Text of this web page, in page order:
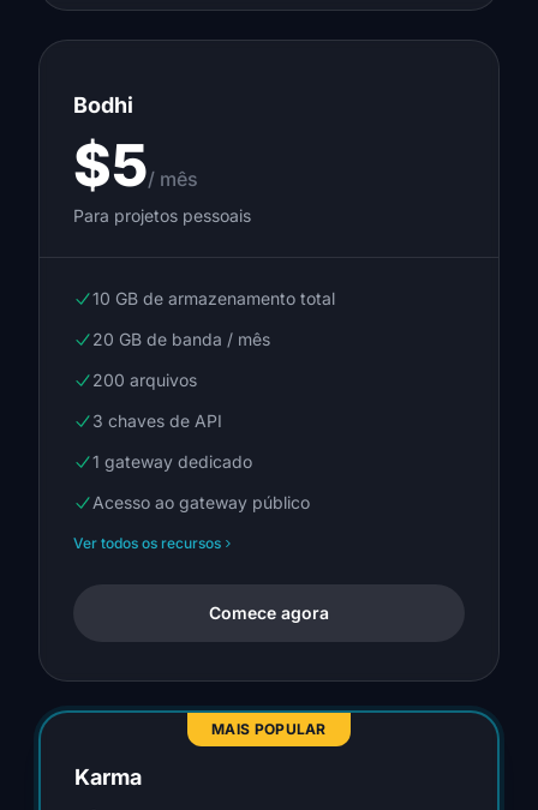
Bodhi
$5/ mês
Para projetos pessoais
10 GB de armazenamento total
20 GB de banda / mês
200 arquivos
3 chaves de API
1 gateway dedicado
Acesso ao gateway público
Ver todos os recursos
Comece agora
MAIS POPULAR
Karma